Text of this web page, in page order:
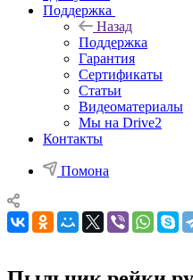
Поддержка
Назад
Поддержка
Гарантия
Сертификаты
Статьи
Видеоматериалы
Мы на Drive2
Контакты
Помона